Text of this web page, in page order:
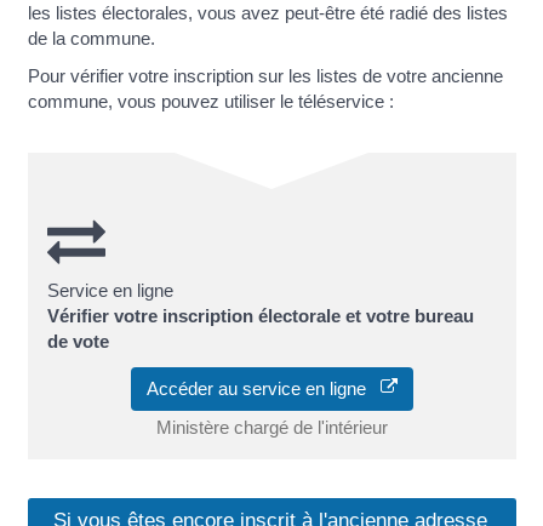
les listes électorales, vous avez peut-être été radié des listes
de la commune.
Pour vérifier votre inscription sur les listes de votre ancienne
commune, vous pouvez utiliser le téléservice :
Service en ligne
Vérifier votre inscription électorale et votre bureau
de vote
Accéder au service en ligne
Ministère chargé de l'intérieur
Si vous êtes encore inscrit à l'ancienne adresse